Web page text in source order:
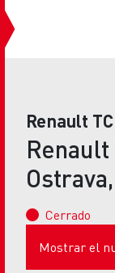
Renault
Cerrado
Mostrar el